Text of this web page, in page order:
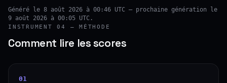
Généré le 8 août 2026 à 00:46 UTC — prochaine génération le
9 août 2026 à 00:05 UTC.
INSTRUMENT 04 — MÉTHODE
Comment lire les scores
01